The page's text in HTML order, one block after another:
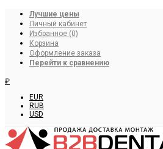
Лучшие цены
Личный кабинет
Избранное (0)
Корзина
Оформление заказа
Перейти к сравнению
₽
EUR
RUB
USD